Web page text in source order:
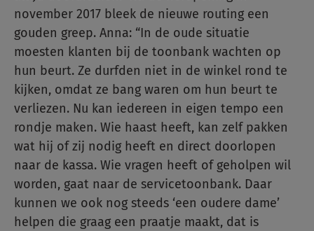
november 2017 bleek de nieuwe routing een
gouden greep. Anna: “In de oude situatie
moesten klanten bij de toonbank wachten op
hun beurt. Ze durfden niet in de winkel rond te
kijken, omdat ze bang waren om hun beurt te
verliezen. Nu kan iedereen in eigen tempo een
rondje maken. Wie haast heeft, kan zelf pakken
wat hij of zij nodig heeft en direct doorlopen
naar de kassa. Wie vragen heeft of geholpen wil
worden, gaat naar de servicetoonbank. Daar
kunnen we ook nog steeds ‘een oudere dame’
helpen die graag een praatje maakt, dat is